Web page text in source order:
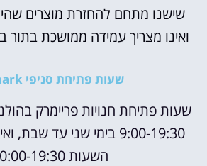
שישנו מתחם להחזרת מוצרים
ואינו מצריך עמידה ממושכת בתור
שעות פתיחת סניפי Primark
שעות פתיחת חנויות פריימרק
9:00-19:30 בימי שני עד
השעות 10:00-19:30.